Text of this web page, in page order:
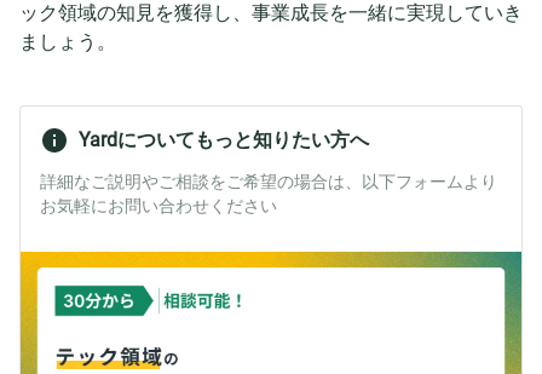
ック領域の知見を獲得し、事業成長を一緒に実現していき
ましょう。
Yardについてもっと知りたい方へ
詳細なご説明やご相談をご希望の場合は、以下フォームより
お気軽にお問い合わせください